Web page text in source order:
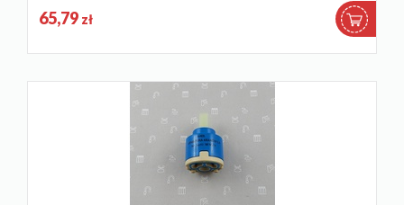
65,79 zł